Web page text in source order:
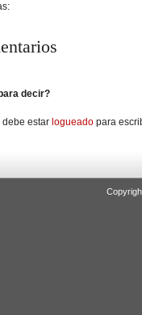
decir?
debe estar logueado para